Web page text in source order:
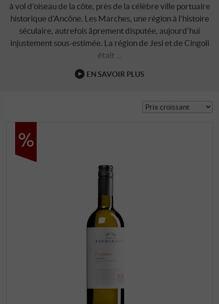
à vol d'oiseau de la côte, près de la célèbre ville portuaire
historique d'Ancône. Les Marches, une région à l'histoire
séculaire, autrefois âprement disputée, aujourd'hui
injustement sous-estimée. La région de Jesi et de Cingoli
était …
EN SAVOIR PLUS